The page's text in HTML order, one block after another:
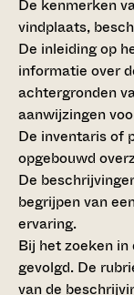
De kenmerken
vindplaats,
De inleiding op
informatie over
achtergronden
aanwijzingen
De inventaris of
opgebouwd
De
begrijpen van
ervaring.
Bij het zoeken
gevolgd. De
van de